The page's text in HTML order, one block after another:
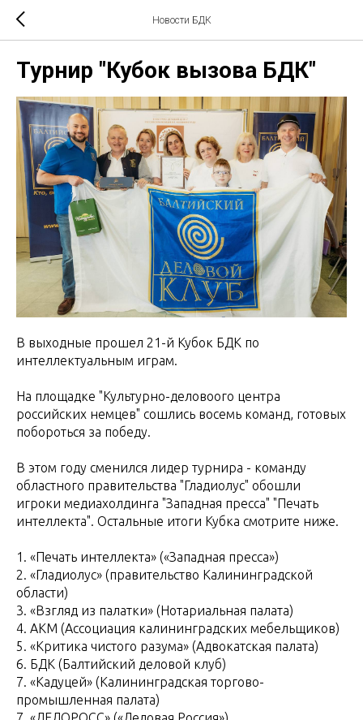
Новости БДК
Турнир "Кубок вызова БДК"
В выходные прошел 21-й Кубок БДК по
интеллектуальным играм.
На площадке "Культурно-деловоого центра
российских немцев" сошлись восемь команд, готовых
побороться за победу.
В этом году сменился лидер турнира - команду
областного правительства "Гладиолус" обошли
игроки медиахолдинга "Западная пресса" "Печать
интеллекта". Остальные итоги Кубка смотрите ниже.
1. «Печать интеллекта» («Западная пресса»)
2. «Гладиолус» (правительство Калининградской
области)
3. «Взгляд из палатки» (Нотариальная палата)
4. АКМ (Ассоциация калининградских мебельщиков)
5. «Критика чистого разума» (Адвокатская палата)
6. БДК (Балтийский деловой клуб)
7. «Кадуцей» (Калининградская торгово-
промышленная палата)